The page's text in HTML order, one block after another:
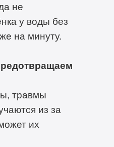
не
у воды без
на минуту.
травмы
из за
их